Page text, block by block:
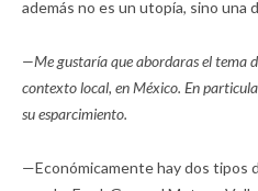
además no es un utopía, sino una
—Me gustaría que abordaras el tema
contexto local, en México. En
su esparcimiento.
—Económicamente hay dos tipos